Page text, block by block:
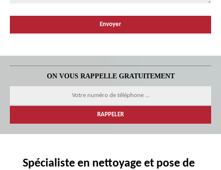
ON VOUS RAPPELLE GRATUITEMENT
Spécialiste en nettoyage et pose de